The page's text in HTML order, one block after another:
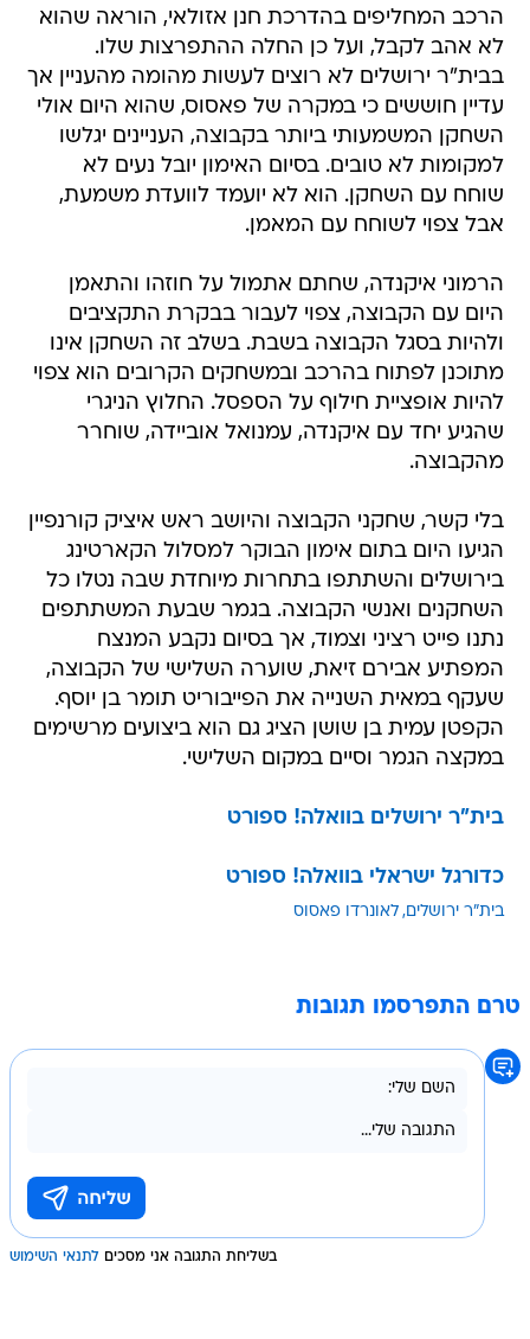
בבית"ר ירושלים לא רוצים לעשות מהומה מהעניין אך
עדיין חוששים כי במקרה של פאסוס, שהוא היום אולי
השחקן המשמעותי ביותר בקבוצה, העניינים יגלשו
למקומות לא טובים. בסיום האימון יובל נעים לא
שוחח עם השחקן. הוא לא יועמד לוועדת משמעת,
אבל צפוי לשוחח עם המאמן.
הרמוני איקנדה, שחתם אתמול על חוזהו והתאמן
ולהיות בסגל הקבוצה בשבת. בשלב זה השחקן אינו
מתוכנן לפתוח בהרכב ובמשחקים הקרובים הוא צפוי
להיות אופציית חילוף על הספסל. החלוץ הניגרי
שהגיע יחד עם איקנדה, עמנואל אוביידה, שוחרר
מהקבוצה.
בלי קשר, שחקני הקבוצה והיושב ראש איציק קורנפיין
בירושלים והשתתפו בתחרות מיוחדת שבה נטלו כל
השחקנים ואנשי הקבוצה. בגמר שבעת המשתתפים
נתנו פייט רציני וצמוד, אך בסיום נקבע המנצח
המפתיע אבירם זיאת, שוערה השלישי של הקבוצה,
שעקף במאית השנייה את הפייבוריט תומר בן יוסף.
הקפטן עמית בן שושן הציג גם הוא ביצועים מרשימים
במקצה הגמר וסיים במקום השלישי.
בית"ר ירושלים בוואלה! ספורט
כדורגל ישראלי בוואלה! ספורט
בשליחת התגובה אני מסכים לתנאי השימוש